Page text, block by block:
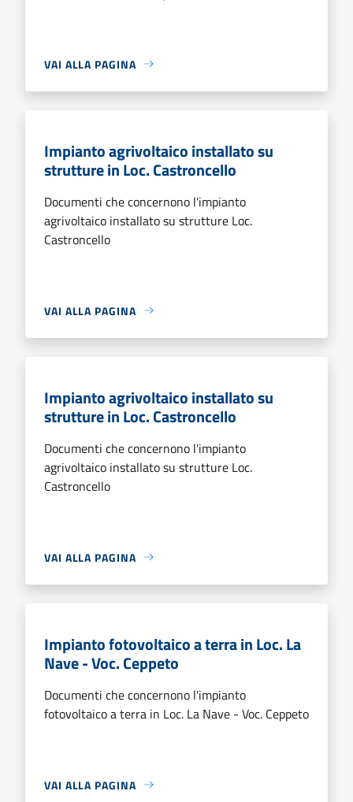
VAI ALLA PAGINA
Impianto agrivoltaico installato su
strutture in Loc. Castroncello
Documenti che concernono l'impianto
agrivoltaico installato su strutture Loc.
Castroncello
VAI ALLA PAGINA
Impianto agrivoltaico installato su
strutture in Loc. Castroncello
Documenti che concernono l'impianto
agrivoltaico installato su strutture Loc.
Castroncello
VAI ALLA PAGINA
Impianto fotovoltaico a terra in Loc. La
Nave - Voc. Ceppeto
Documenti che concernono l'impianto
fotovoltaico a terra in Loc. La Nave - Voc. Ceppeto
VAI ALLA PAGINA